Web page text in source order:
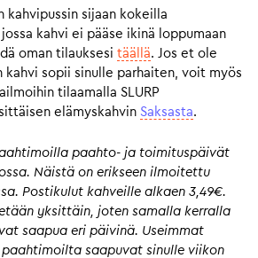
kahvipussin sijaan kokeilla
kahvi ei pääse ikinä loppumaan
oman tilauksesi täällä. Jos et ole
kahvi sopii sinulle parhaiten, voit myös
tilaamalla SLURP
elämyskahvin Saksasta.
paahto- ja toimituspäivät
Näistä on erikseen ilmoitettu
Postikulut kahveille alkaen 3,49€.
yksittäin, joten samalla kerralla
saapua eri päivinä. Useimmat
saapuvat sinulle viikon